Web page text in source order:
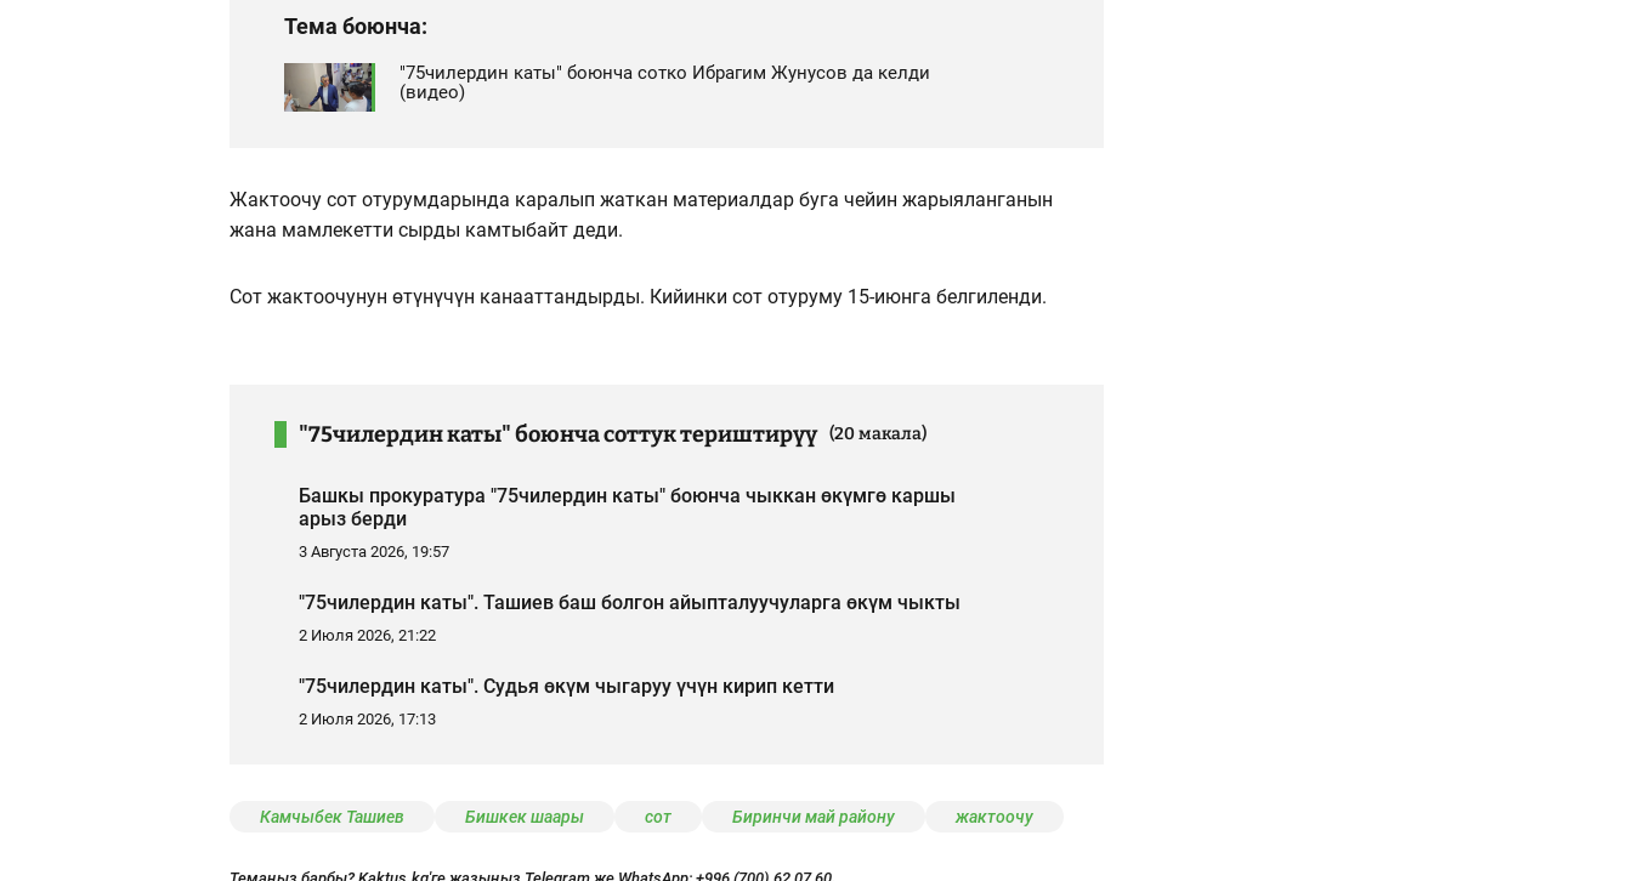
Тема боюнча:
"75чилердин каты" боюнча сотко Ибрагим Жунусов да келди
(видео)
Жактоочу сот отурумдарында каралып жаткан материалдар буга чейин жарыяланганын
жана мамлекетти сырды камтыбайт деди.
Сот жактоочунун өтүнүчүн канааттандырды. Кийинки сот отуруму 15-июнга белгиленди.
"75чилердин каты" боюнча соттук териштирүү (20 макала)
Башкы прокуратура "75чилердин каты" боюнча чыккан өкүмгө каршы
арыз берди
3 Августа 2026, 19:57
"75чилердин каты". Ташиев баш болгон айыпталуучуларга өкүм чыкты
2 Июля 2026, 21:22
"75чилердин каты". Судья өкүм чыгаруу үчүн кирип кетти
2 Июля 2026, 17:13
Камчыбек Ташиев Бишкек шаары сот Биринчи май району жактоочу